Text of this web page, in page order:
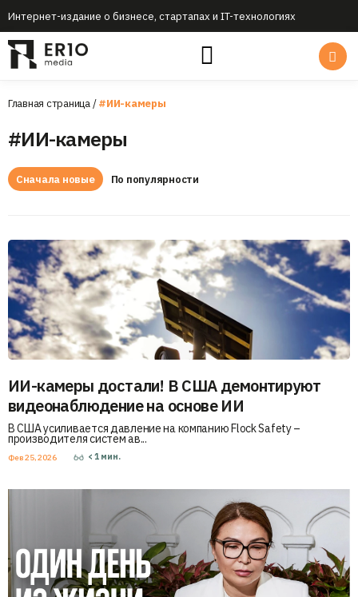
Интернет-издание о бизнесе, стартапах и IT-технологиях
Главная страница/#ИИ-камеры
#ИИ-камеры
Сначала новые По популярности
ИИ-камеры достали! В США демонтируют
видеонаблюдение на основе ИИ
В США усиливается давление на компанию Flock Safety –
производителя систем ав...
Фев 25, 2026 < 1 мин.